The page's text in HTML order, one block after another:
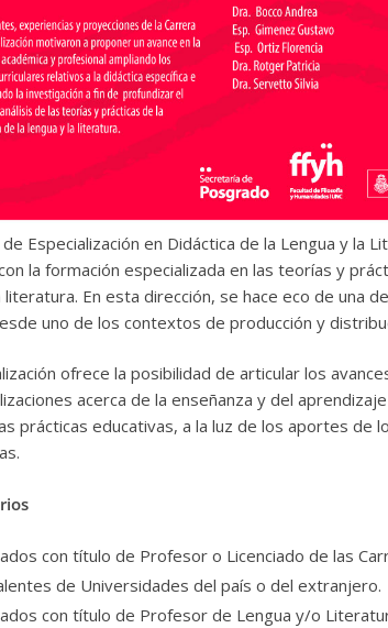
Especialización en Didáctica de la Lengua y la
la formación especializada en las teorías y
literatura. En esta dirección, se hace eco de una
uno de los contextos de producción y
ofrece la posibilidad de articular los
acerca de la enseñanza y del
prácticas educativas, a la luz de los aportes de
con título de Profesor o Licenciado de las
de Universidades del país o del extranjero.
con título de Profesor de Lengua y/o